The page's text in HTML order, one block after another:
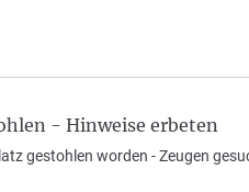
- Hinweise erbeten
gestohlen worden - Zeugen